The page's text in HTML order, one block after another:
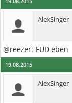
AlexSinger
@reezer: FUD eben
19.08.2015
AlexSinger